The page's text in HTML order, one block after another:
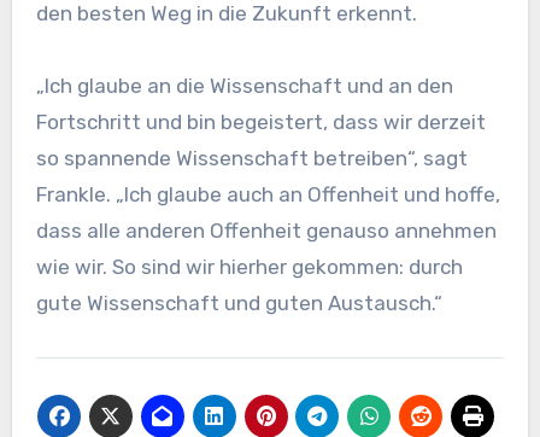
den besten Weg in die Zukunft erkennt.
„Ich glaube an die Wissenschaft und an den
Fortschritt und bin begeistert, dass wir derzeit
so spannende Wissenschaft betreiben“, sagt
Frankle. „Ich glaube auch an Offenheit und hoffe,
dass alle anderen Offenheit genauso annehmen
wie wir. So sind wir hierher gekommen: durch
gute Wissenschaft und guten Austausch.“